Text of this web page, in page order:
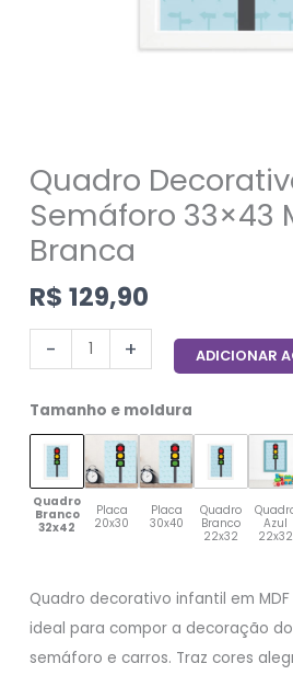
Quadro
Semáforo 33×43
Branca
R$ 129,90
- + ADICIONAR
Tamanho e moldura
Quadro
Branco
32x42
Placa
20x30
Placa
30x40
Quadro
Branco
22x32
Azul
22x32
Quadro decorativo infantil em
ideal para compor a decoração
semáforo e carros. Traz cores